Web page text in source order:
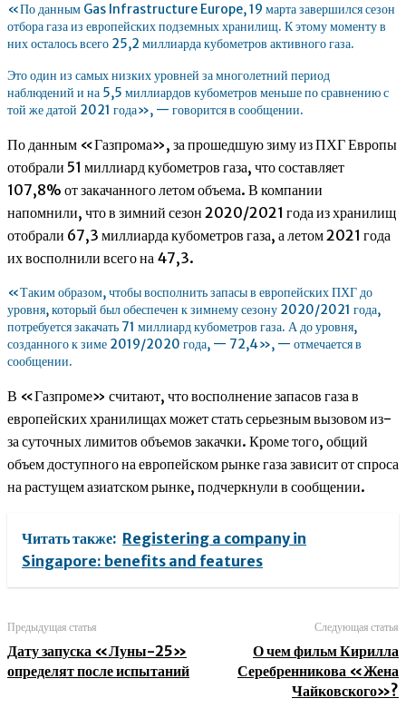
«По данным Gas Infrastructure Europe, 19 марта завершился сезон
отбора газа из европейских подземных хранилищ. К этому моменту в
них осталось всего 25,2 миллиарда кубометров активного газа.
Это один из самых низких уровней за многолетний период
наблюдений и на 5,5 миллиардов кубометров меньше по сравнению с
той же датой 2021 года», — говорится в сообщении.
По данным «Газпрома», за прошедшую зиму из ПХГ Европы
отобрали 51 миллиард кубометров газа, что составляет
107,8% от закачанного летом объема. В компании
напомнили, что в зимний сезон 2020/2021 года из хранилищ
отобрали 67,3 миллиарда кубометров газа, а летом 2021 года
их восполнили всего на 47,3.
«Таким образом, чтобы восполнить запасы в европейских ПХГ до
уровня, который был обеспечен к зимнему сезону 2020/2021 года,
потребуется закачать 71 миллиард кубометров газа. А до уровня,
созданного к зиме 2019/2020 года, — 72,4», — отмечается в
сообщении.
В «Газпроме» считают, что восполнение запасов газа в
европейских хранилищах может стать серьезным вызовом из-
за суточных лимитов объемов закачки. Кроме того, общий
объем доступного на европейском рынке газа зависит от спроса
на растущем азиатском рынке, подчеркнули в сообщении.
Читать также: Registering a company in
Singapore: benefits and features
Предыдущая статья
Дату запуска «Луны-25»
определят после испытаний
Следующая статья
О чем фильм Кирилла
Серебренникова «Жена
Чайковского»?